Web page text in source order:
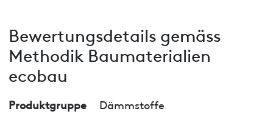
Bewertungsdetails gemäss
Methodik Baumaterialien
ecobau
Produktgruppe
Dämmstoffe